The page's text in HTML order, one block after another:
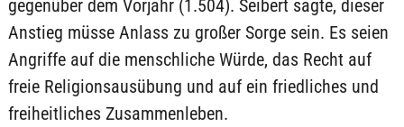
gegenüber dem Vorjahr (1.504). Seibert sagte, dieser
Anstieg müsse Anlass zu großer Sorge sein. Es seien
Angriffe auf die menschliche Würde, das Recht auf
freie Religionsausübung und auf ein friedliches und
freiheitliches Zusammenleben.